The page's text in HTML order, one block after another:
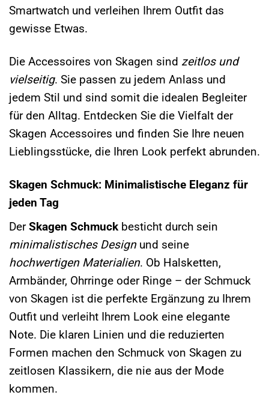
Smartwatch und verleihen Ihrem Outfit das
gewisse Etwas.
Die Accessoires von Skagen sind zeitlos und
vielseitig. Sie passen zu jedem Anlass und
jedem Stil und sind somit die idealen Begleiter
für den Alltag. Entdecken Sie die Vielfalt der
Skagen Accessoires und finden Sie Ihre neuen
Lieblingsstücke, die Ihren Look perfekt abrunden.
Skagen Schmuck: Minimalistische Eleganz für
jeden Tag
DerSkagen Schmuck besticht durch sein
minimalistisches Designund seine
hochwertigen Materialien. Ob Halsketten,
Armbänder, Ohrringe oder Ringe – der Schmuck
von Skagen ist die perfekte Ergänzung zu Ihrem
Outfit und verleiht Ihrem Look eine elegante
Note. Die klaren Linien und die reduzierten
Formen machen den Schmuck von Skagen zu
zeitlosen Klassikern, die nie aus der Mode
kommen.